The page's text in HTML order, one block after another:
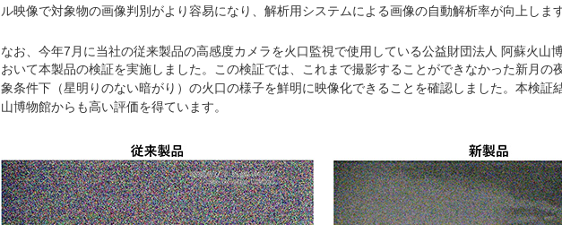
ル映像で対象物の画像判別がより容易になり、解析用システムによる画像の自動解析率が向上します
なお、今年7月に当社の従来製品の高感度カメラを火口監視で使用している公益財団法人 阿蘇火山
おいて本製品の検証を実施しました。この検証では、これまで撮影することができなかった新月の
象条件下（星明りのない暗がり）の火口の様子を鮮明に映像化できることを確認しました。本検証
山博物館からも高い評価を得ています。